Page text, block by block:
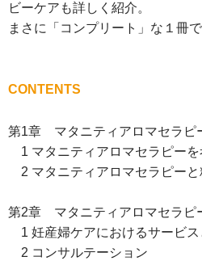
ビーケアも詳しく紹介。
まさに「コンプリート」な１冊で
CONTENTS
第1章 マタニティアロマセラピ
1 マタニティアロマセラピーを
2 マタニティアロマセラピーと
第2章 マタニティアロマセラピ
1 妊産婦ケアにおけるサービス
2 コンサルテーション